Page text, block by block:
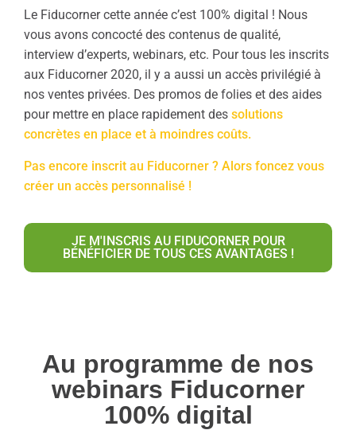
Le Fiducorner cette année c’est 100% digital ! Nous
vous avons concocté des contenus de qualité,
interview d’experts, webinars, etc. Pour tous les inscrits
aux Fiducorner 2020, il y a aussi un accès privilégié à
nos ventes privées. Des promos de folies et des aides
pour mettre en place rapidement des solutions
concrètes en place et à moindres coûts.
Pas encore inscrit au Fiducorner ? Alors foncez vous
créer un accès personnalisé !
JE M'INSCRIS AU FIDUCORNER POUR
BÉNÉFICIER DE TOUS CES AVANTAGES !
Au programme de nos
webinars Fiducorner
100% digital